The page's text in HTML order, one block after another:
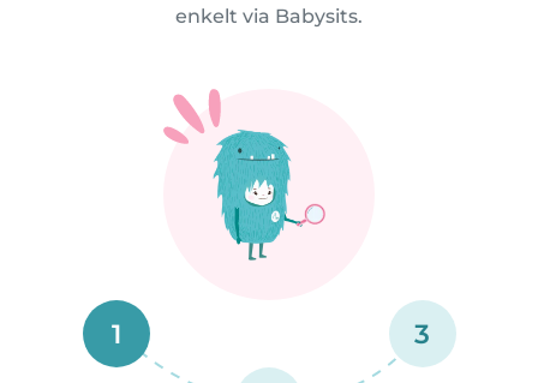
enkelt via Babysits.
1 3